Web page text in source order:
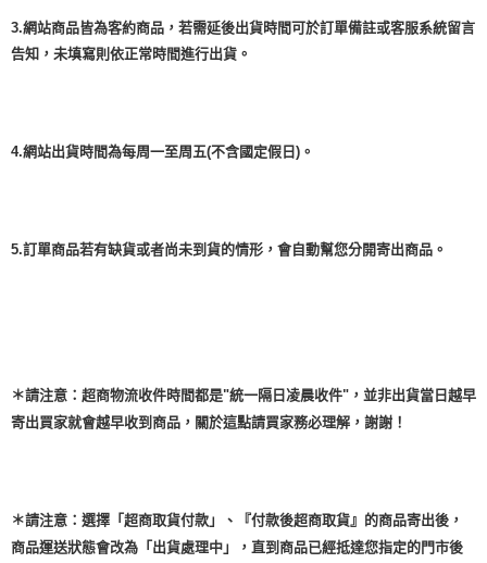
3.網站商品皆為客約商品，若需延後出貨時間可於訂單備註或客服系統留言
告知，未填寫則依正常時間進行出貨。
4.網站出貨時間為每周一至周五(不含國定假日)。
5.訂單商品若有缺貨或者尚未到貨的情形，會自動幫您分開寄出商品。
＊請注意：超商物流收件時間都是"統一隔日凌晨收件"，並非出貨當日越早
寄出買家就會越早收到商品，關於這點請買家務必理解，謝謝！
＊請注意：選擇「超商取貨付款」、『付款後超商取貨』的商品寄出後，
商品運送狀態會改為「出貨處理中」，直到商品已經抵達您指定的門市後